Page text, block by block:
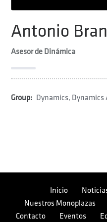
Antonio
Asesor de Dinámica
Group: Dynamics, Dynamics
Inicio
Nuestros Monoplazas
Contacto
Eventos